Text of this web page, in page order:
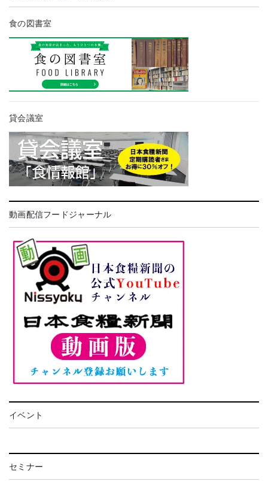
食の図書室
貸会議室
動画配信フードジャーナル
イベント
セミナー